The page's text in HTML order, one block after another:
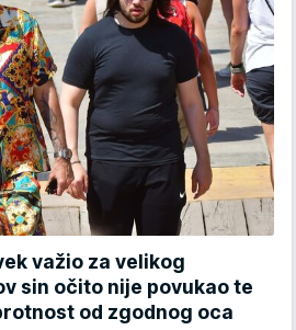
važio za velikog
sin očito nije povukao te
od zgodnog oca